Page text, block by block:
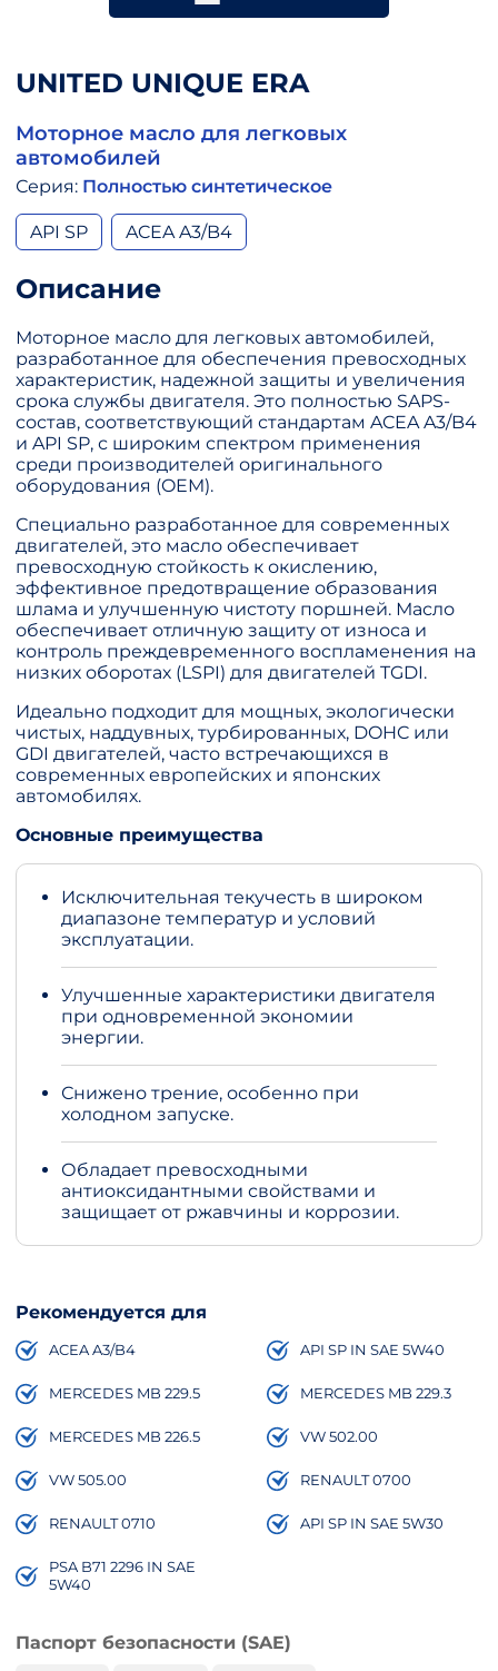
UNITED UNIQUE ERA
Моторное масло для легковых
автомобилей
Серия: Полностью синтетическое
API SP ACEA A3/B4
Описание
Моторное масло для легковых автомобилей,
разработанное для обеспечения превосходных
характеристик, надежной защиты и увеличения
срока службы двигателя. Это полностью SAPS-
состав, соответствующий стандартам ACEA A3/B4
и API SP, с широким спектром применения
среди производителей оригинального
оборудования (OEM).
Специально разработанное для современных
двигателей, это масло обеспечивает
превосходную стойкость к окислению,
эффективное предотвращение образования
шлама и улучшенную чистоту поршней. Масло
обеспечивает отличную защиту от износа и
контроль преждевременного воспламенения на
низких оборотах (LSPI) для двигателей TGDI.
Идеально подходит для мощных, экологически
чистых, наддувных, турбированных, DOHC или
GDI двигателей, часто встречающихся в
современных европейских и японских
автомобилях.
Основные преимущества
Исключительная текучесть в широком
диапазоне температур и условий
эксплуатации.
Улучшенные характеристики двигателя
при одновременной экономии
энергии.
Снижено трение, особенно при
холодном запуске.
Обладает превосходными
антиоксидантными свойствами и
защищает от ржавчины и коррозии.
Рекомендуется для
ACEA A3/B4 API SP IN SAE 5W40
MERCEDES MB 229.5 MERCEDES MB 229.3
MERCEDES MB 226.5 VW 502.00
VW 505.00 RENAULT 0700
RENAULT 0710 API SP IN SAE 5W30
PSA B71 2296 IN SAE
5W40
Паспорт безопасности (SAE)